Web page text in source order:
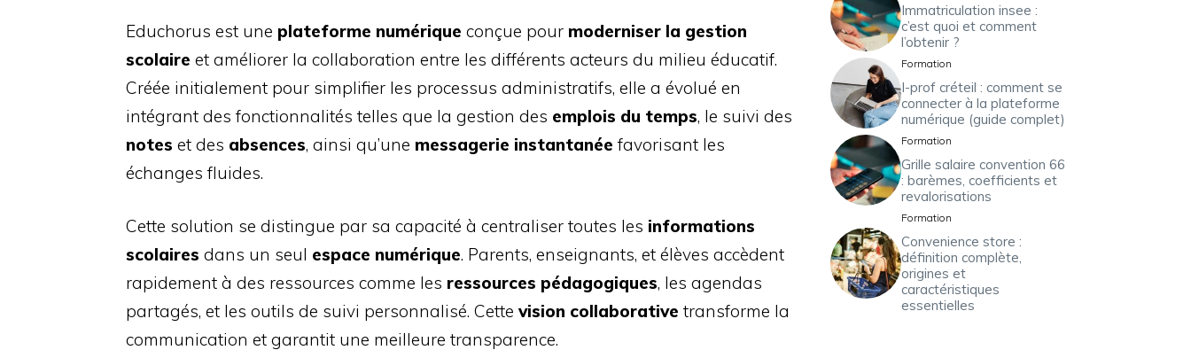
Educhorus est une plateforme numérique conçue pour moderniser la gestion
scolaire et améliorer la collaboration entre les différents acteurs du milieu éducatif.
Créée initialement pour simplifier les processus administratifs, elle a évolué en
intégrant des fonctionnalités telles que la gestion des emplois du temps, le suivi des
notes et des absences, ainsi qu’une messagerie instantanée favorisant les
échanges fluides.
Cette solution se distingue par sa capacité à centraliser toutes les informations
scolaires dans un seul espace numérique. Parents, enseignants, et élèves accèdent
rapidement à des ressources comme les ressources pédagogiques, les agendas
partagés, et les outils de suivi personnalisé. Cette vision collaborative transforme la
communication et garantit une meilleure transparence.
Immatriculation insee :
c’est quoi et comment
l’obtenir ?
Formation
I-prof créteil : comment se
connecter à la plateforme
numérique (guide complet)
Formation
Grille salaire convention 66
: barèmes, coefficients et
revalorisations
Formation
Convenience store :
définition complète,
origines et
caractéristiques
essentielles